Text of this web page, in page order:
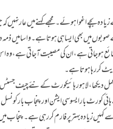
یادہ بچے اغوا ہوئے۔ مجھے کہنے میں عار
میں بھی ایسا ہی ہوتا ہے۔ واسا میں ذمہ
شائع ہوجاتی ہے، ان کی مصیبت آجاتی
کر رہاہوتاہے۔
دیکھا، لاہور ہائیکورٹ کے نئے چیف جسٹس
کورٹ بار ایسوسی ایشن اور پنجاب بار
زیادہ بہترپرفارم کر رہی ہے۔ پنجاب